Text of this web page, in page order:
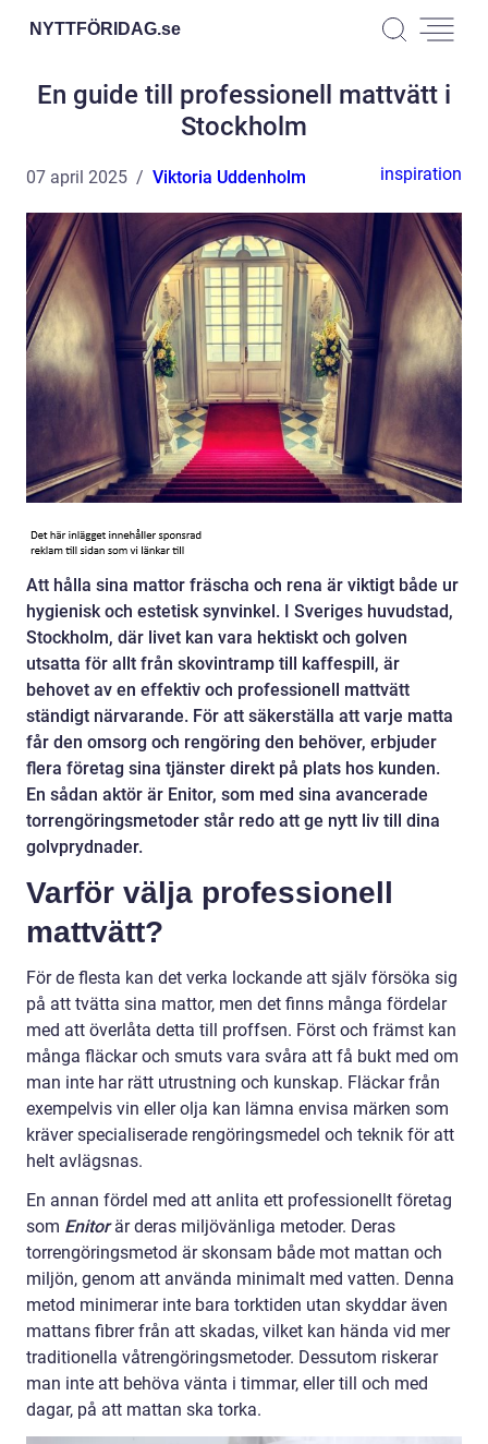
NYTTFÖRIDAG.se
En guide till professionell mattvätt i
Stockholm
07 april 2025 Viktoria Uddenholm inspiration
Att hålla sina mattor fräscha och rena är viktigt både ur
hygienisk och estetisk synvinkel. I Sveriges huvudstad,
Stockholm, där livet kan vara hektiskt och golven
utsatta för allt från skovintramp till kaffespill, är
behovet av en effektiv och professionell mattvätt
ständigt närvarande. För att säkerställa att varje matta
får den omsorg och rengöring den behöver, erbjuder
flera företag sina tjänster direkt på plats hos kunden.
En sådan aktör är Enitor, som med sina avancerade
torrengöringsmetoder står redo att ge nytt liv till dina
golvprydnader.
Varför välja professionell
mattvätt?
För de flesta kan det verka lockande att själv försöka sig
på att tvätta sina mattor, men det finns många fördelar
med att överlåta detta till proffsen. Först och främst kan
många fläckar och smuts vara svåra att få bukt med om
man inte har rätt utrustning och kunskap. Fläckar från
exempelvis vin eller olja kan lämna envisa märken som
kräver specialiserade rengöringsmedel och teknik för att
helt avlägsnas.
En annan fördel med att anlita ett professionellt företag
som Enitor är deras miljövänliga metoder. Deras
torrengöringsmetod är skonsam både mot mattan och
miljön, genom att använda minimalt med vatten. Denna
metod minimerar inte bara torktiden utan skyddar även
mattans fibrer från att skadas, vilket kan hända vid mer
traditionella våtrengöringsmetoder. Dessutom riskerar
man inte att behöva vänta i timmar, eller till och med
dagar, på att mattan ska torka.